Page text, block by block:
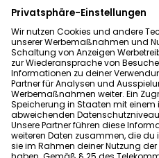
Datenschutz
Allgemeine
Barrierefreiheit